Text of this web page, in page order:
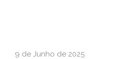
9 de Junho de 2025